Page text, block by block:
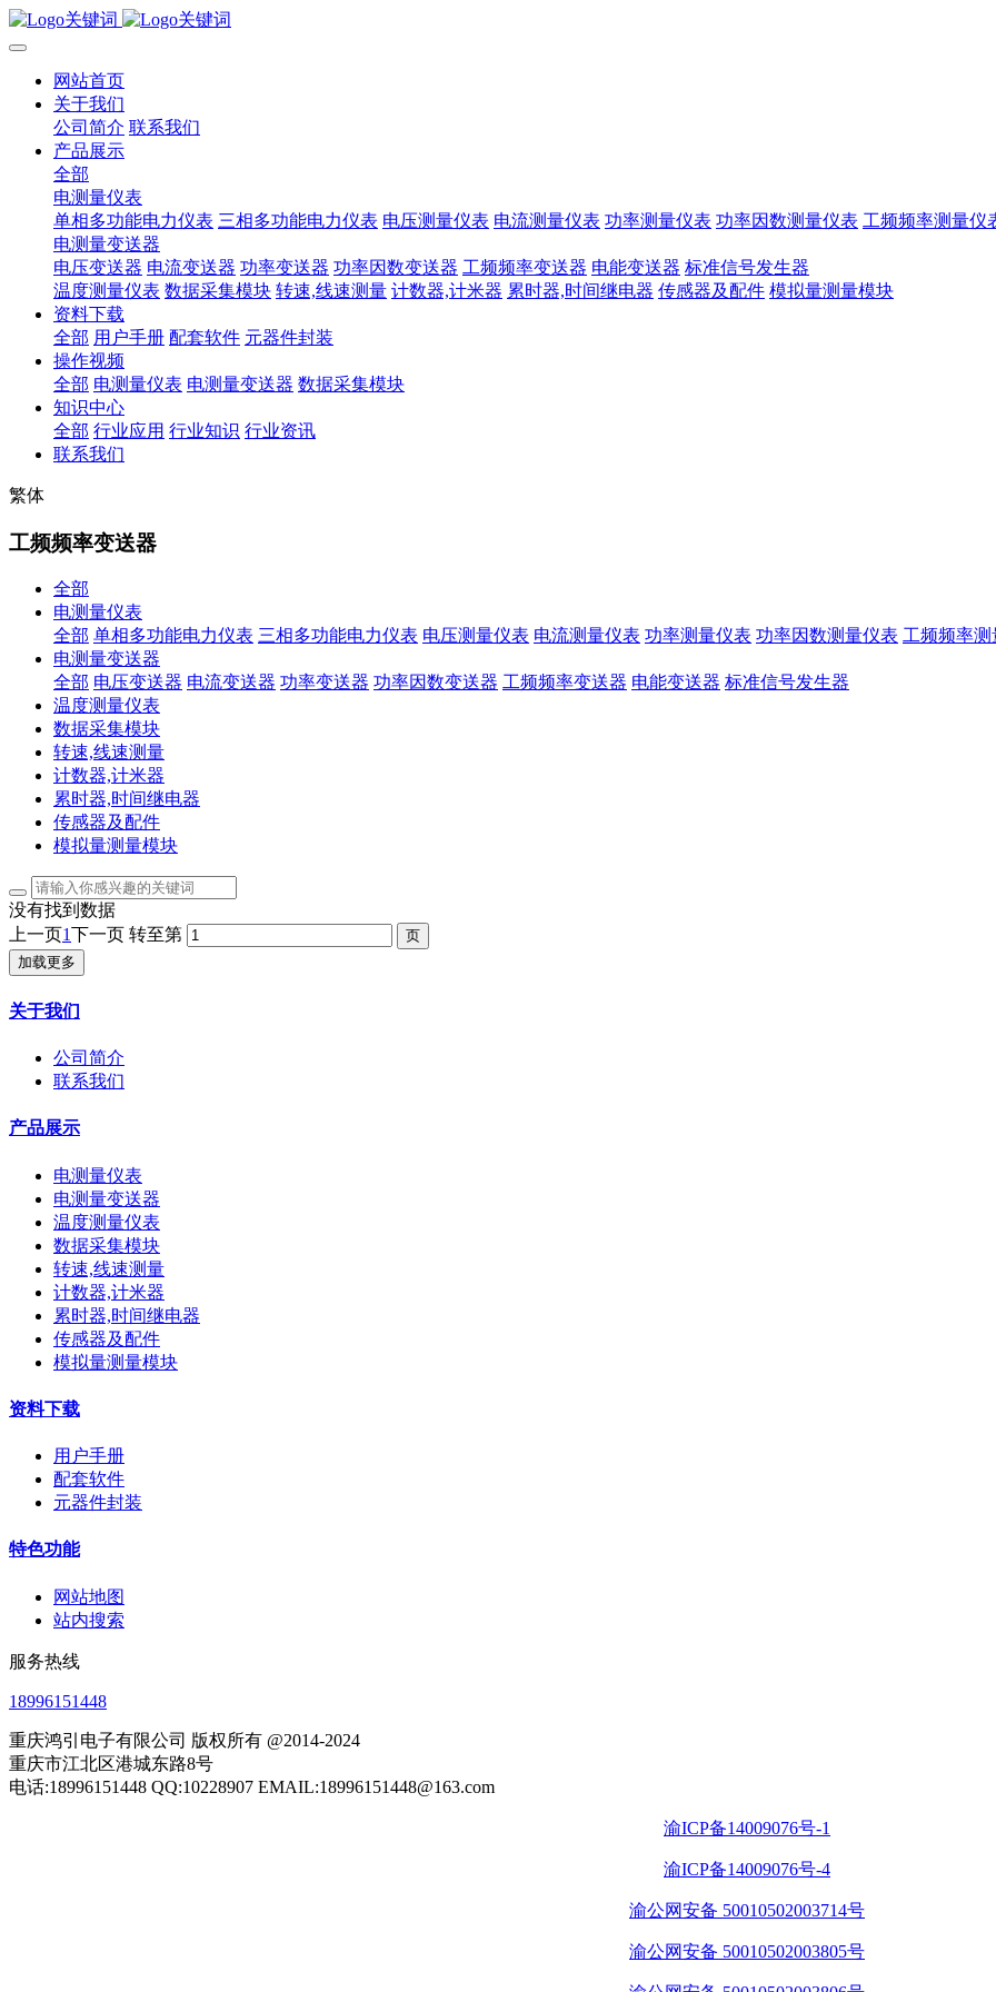
网站首页
关于我们
公司简介 联系我们
产品展示
全部
电测量仪表
单相多功能电力仪表 三相多功能电力仪表 电压测量仪表 电流测量仪表 功率测量仪表 功率因数测量仪表 工频频率测量仪
电测量变送器
电压变送器 电流变送器 功率变送器 功率因数变送器 工频频率变送器 电能变送器 标准信号发生器
温度测量仪表 数据采集模块 转速,线速测量 计数器,计米器 累时器,时间继电器 传感器及配件 模拟量测量模块
资料下载
全部 用户手册 配套软件 元器件封装
操作视频
全部 电测量仪表 电测量变送器 数据采集模块
知识中心
全部 行业应用 行业知识 行业资讯
联系我们
繁体
工频频率变送器
全部
电测量仪表
全部 单相多功能电力仪表 三相多功能电力仪表 电压测量仪表 电流测量仪表 功率测量仪表 功率因数测量仪表 工频频率测
电测量变送器
全部 电压变送器 电流变送器 功率变送器 功率因数变送器 工频频率变送器 电能变送器 标准信号发生器
温度测量仪表
数据采集模块
转速,线速测量
计数器,计米器
累时器,时间继电器
传感器及配件
模拟量测量模块
没有找到数据
上一页1下一页 转至第
加载更多
关于我们
公司简介
联系我们
产品展示
电测量仪表
电测量变送器
温度测量仪表
数据采集模块
转速,线速测量
计数器,计米器
累时器,时间继电器
传感器及配件
模拟量测量模块
资料下载
用户手册
配套软件
元器件封装
特色功能
网站地图
站内搜索
服务热线
18996151448
重庆鸿引电子有限公司 版权所有 @2014-2024
重庆市江北区港城东路8号
电话:18996151448 QQ:10228907 EMAIL:18996151448@163.com
渝ICP备14009076号-1
渝ICP备14009076号-4
渝公网安备 50010502003714号
渝公网安备 50010502003805号